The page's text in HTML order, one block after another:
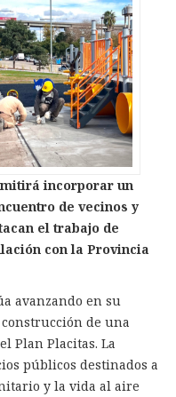
incorporar un
de vecinos y
el trabajo de
con la Provincia
avanzando en su
de una
Plan Placitas. La
públicos destinados a
y la vida al aire